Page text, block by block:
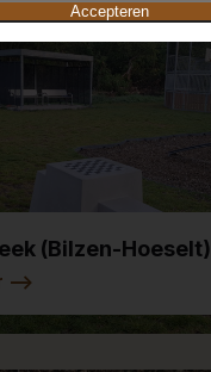
Accepteren
(Bilzen-Hoeselt)
-->